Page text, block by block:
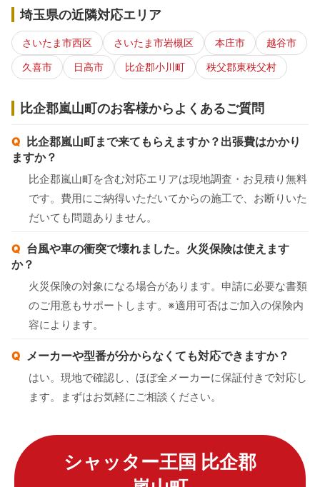
埼玉県の近隣対応エリア
さいたま市西区 さいたま市岩槻区 本庄市
越谷市
久喜市
日高市 比企郡小川町 秩父郡東秩父村
比企郡嵐山町のお客様からよくあるご質問
比企郡嵐山町まで来てもらえますか？出張費はかかり
ますか？
比企郡嵐山町を含む対応エリアは現地調査・お見積り無料
です。費用にご納得いただいてからの施工で、お断りいた
だいても問題ありません。
台風や車の衝突で壊れました。火災保険は使えます
か？
火災保険の対象になる場合があります。申請に必要な書類
のご用意もサポートします。※適用可否はご加入の保険内
容によります。
メーカーや型番が分からなくても対応できますか？
はい。現地で確認し、ほぼ全メーカーに保証付きで対応し
ます。まずはお気軽にご相談ください。
シャッター王国 比企郡